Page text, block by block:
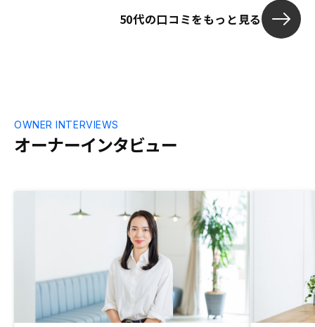
った。おそらく長いお付き合いになると思
50代の口コミをもっと見る
オーナーインタビュー
OWNER INTERVIEWS